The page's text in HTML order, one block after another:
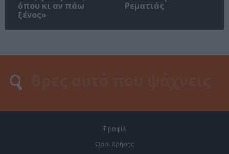
όπου κι αν πάω
ξένος»
Ρεματιάς
Προφίλ
Οροι Χρήσης